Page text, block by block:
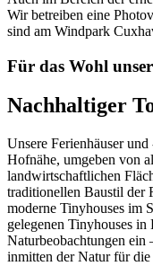
Wir betreiben eine
sind am Windpark
Für das Wohl
Nachhaltiger
Unsere Ferienhäuser
Hofnähe, umgeben von
landwirtschaftlichen
traditionellen Baustil der
moderne Tinyhouses im
gelegenen Tinyhouses
Naturbeobachtungen ein
inmitten der Natur für die